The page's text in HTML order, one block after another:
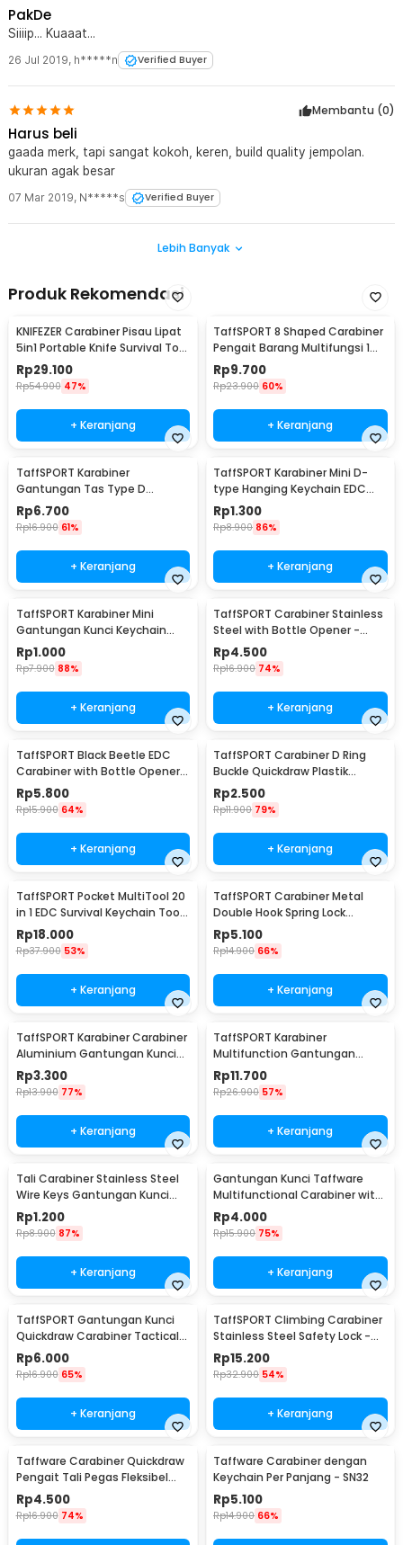
PakDe
Siiiip... Kuaaat...
26 Jul 2019, h*****n Verified Buyer
Membantu (0)
Harus beli
gaada merk, tapi sangat kokoh, keren, build quality jempolan.
ukuran agak besar
07 Mar 2019, N*****s Verified Buyer
Lebih Banyak
Produk Rekomendasi
KNIFEZER Carabiner Pisau Lipat
5in1 Portable Knife Survival Tool
EDC - ED30
Rp29.100
Rp54.900 47%
+ Keranjang
TaffSPORT 8 Shaped Carabiner
Pengait Barang Multifungsi 1
PCS - AT30
Rp9.700
Rp23.900 60%
+ Keranjang
TaffSPORT Karabiner
Gantungan Tas Type D
Quickdraw Outdoor Aluminium
- AT12
Rp6.700
Rp16.900 61%
+ Keranjang
TaffSPORT Karabiner Mini D-
type Hanging Keychain EDC
Outdoor Metal - AT36
Rp1.300
Rp8.900 86%
+ Keranjang
TaffSPORT Karabiner Mini
Gantungan Kunci Keychain
Hanging Buckle - AT10
Rp1.000
Rp7.900 88%
+ Keranjang
TaffSPORT Carabiner Stainless
Steel with Bottle Opener -
ED25
Rp4.500
Rp16.900 74%
+ Keranjang
TaffSPORT Black Beetle EDC
Carabiner with Bottle Opener -
ED11
Rp5.800
Rp15.900 64%
+ Keranjang
TaffSPORT Carabiner D Ring
Buckle Quickdraw Plastik
Tactical Outdoor - AT35
Rp2.500
Rp11.900 79%
+ Keranjang
TaffSPORT Pocket MultiTool 20
in 1 EDC Survival Keychain Tool
- ED26
Rp18.000
Rp37.900 53%
+ Keranjang
TaffSPORT Carabiner Metal
Double Hook Spring Lock
Gantungan Kunci 50kg - AT17
Rp5.100
Rp14.900 66%
+ Keranjang
TaffSPORT Karabiner Carabiner
Aluminium Gantungan Kunci
EDC Outdoor 7.5cm - 698
Rp3.300
Rp13.900 77%
+ Keranjang
TaffSPORT Karabiner
Multifunction Gantungan
Kunci Stainless Steel - ED77
Rp11.700
Rp26.900 57%
+ Keranjang
Tali Carabiner Stainless Steel
Wire Keys Gantungan Kunci
Koper 1 PCS - 201380
Rp1.200
Rp8.900 87%
+ Keranjang
Gantungan Kunci Taffware
Multifunctional Carabiner with
Key Chain - SN31
Rp4.000
Rp15.900 75%
+ Keranjang
TaffSPORT Gantungan Kunci
Quickdraw Carabiner Tactical
Nylon Belt - SN74
Rp6.000
Rp16.900 65%
+ Keranjang
TaffSPORT Climbing Carabiner
Stainless Steel Safety Lock -
CE40
Rp15.200
Rp32.900 54%
+ Keranjang
Taffware Carabiner Quickdraw
Pengait Tali Pegas Fleksibel
Outdoor EDC - SN44
Rp4.500
Rp16.900 74%
Taffware Carabiner dengan
Keychain Per Panjang - SN32
Rp5.100
Rp14.900 66%